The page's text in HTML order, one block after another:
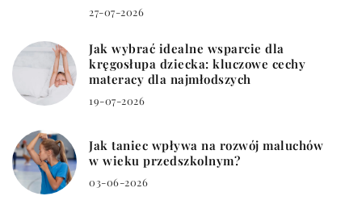
27-07-2026
Jak wybrać idealne wsparcie dla
kręgosłupa dziecka: kluczowe cechy
materacy dla najmłodszych
19-07-2026
Jak taniec wpływa na rozwój maluchów
w wieku przedszkolnym?
03-06-2026